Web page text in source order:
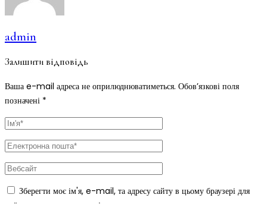
admin
Залишити відповідь
Ваша e-mail адреса не оприлюднюватиметься. Обов’язкові поля
позначені *
Зберегти моє ім'я, e-mail, та адресу сайту в цьому браузері для